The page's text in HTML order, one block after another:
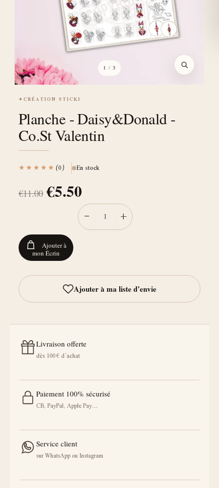
1 / 3
✦CRÉATION STICKI
Planche - Daisy&Donald -
Co.St Valentin
★★★★★(0) En stock
€11.00 €5.50
− +
Ajouter à
mon Écrin
Livraison offerte
dès 100 € d’achat
Paiement 100% sécurisé
CB, PayPal, Apple Pay…
Service client
sur WhatsApp ou Instagram